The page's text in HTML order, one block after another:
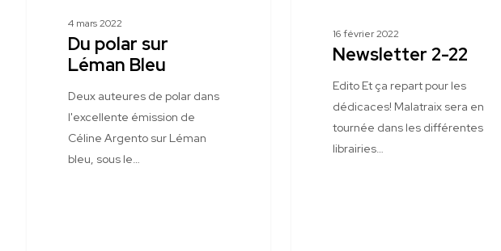
4 mars 2022
Du polar sur
Léman Bleu
Deux auteures de polar dans
l'excellente émission de
Céline Argento sur Léman
bleu, sous le…
16 février 2022
Newsletter 2-22
Edito Et ça repart pour les
dédicaces! Malatraix sera en
tournée dans les différentes
librairies…